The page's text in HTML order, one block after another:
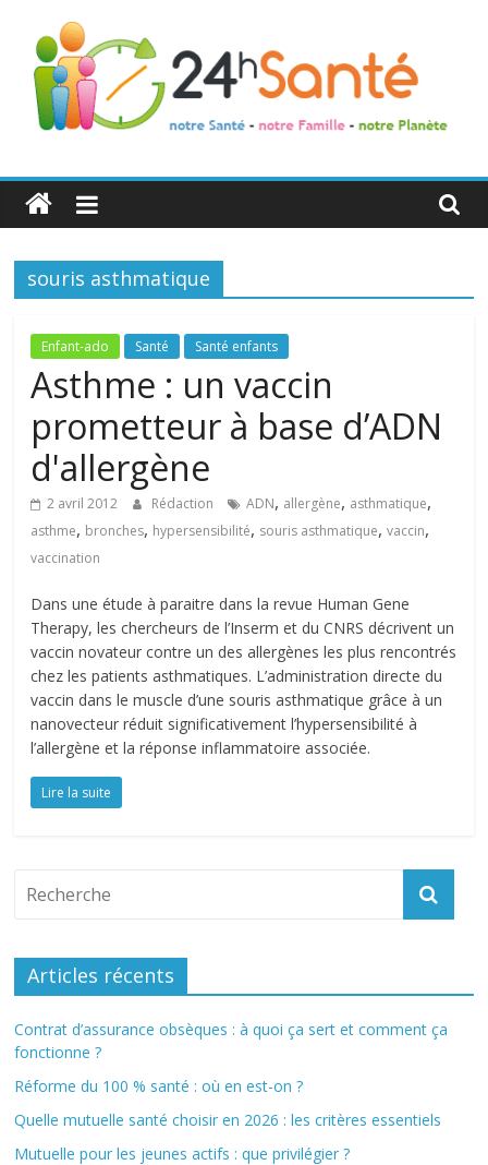
24h
Santé
La
de
toute
famille
souris asthmatique
Enfant-ado Santé Santé enfants
Asthme : un vaccin
prometteur à base d’ADN
d'allergène
2 avril 2012 Rédaction ADN, allergène, asthmatique,
asthme, bronches, hypersensibilité, souris asthmatique,vaccin,
vaccination
Dans une étude à paraitre dans la revue Human Gene
Therapy, les chercheurs de l’Inserm et du CNRS décrivent un
vaccin novateur contre un des allergènes les plus rencontrés
chez les patients asthmatiques. L’administration directe du
vaccin dans le muscle d’une souris asthmatique grâce à un
nanovecteur réduit significativement l’hypersensibilité à
l’allergène et la réponse inflammatoire associée.
Lire la suite
Articles récents
Contrat d’assurance obsèques : à quoi ça sert et comment ça
fonctionne ?
Réforme du 100 % santé : où en est-on ?
Quelle mutuelle santé choisir en 2026 : les critères essentiels
Mutuelle pour les jeunes actifs : que privilégier ?